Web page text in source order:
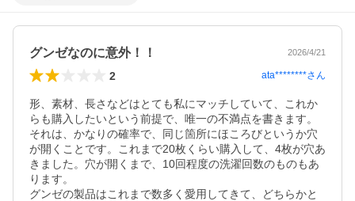
グンゼなのに意外！！ 2026/4/21
2 ata********さん
形、素材、長さなどはとても私にマッチしていて、これか
らも購入したいという前提で、唯一の不満点を書きます。
それは、かなりの確率で、同じ箇所にほころびというか穴
が開くことです。これまで20枚くらい購入して、4枚が穴あ
きました。穴が開くまで、10回程度の洗濯回数のものもあ
ります。
グンゼの製品はこれまで数多く愛用してきて、どちらかと